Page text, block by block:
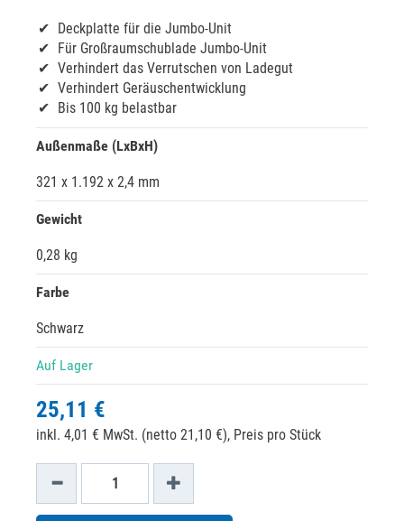
Deckplatte für die Jumbo-Unit
Für Großraumschublade Jumbo-Unit
Verhindert das Verrutschen von Ladegut
Verhindert Geräuschentwicklung
Bis 100 kg belastbar
Außenmaße (LxBxH)
321 x 1.192 x 2,4 mm
Gewicht
0,28 kg
Farbe
Schwarz
Auf Lager
25,11 €
inkl. 4,01 € MwSt. (netto 21,10 €), Preis pro Stück